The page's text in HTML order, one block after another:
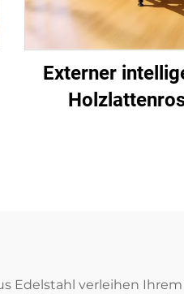
Externer
Edelstahl verleihen